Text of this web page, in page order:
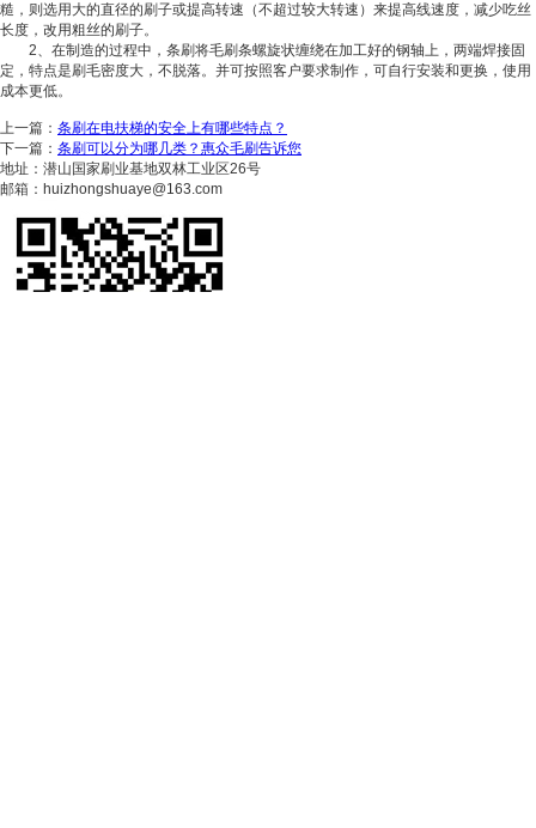
糙，则选用大的直径的刷子或提高转速（不超过较大转速）来提高线速度，减少吃丝
长度，改用粗丝的刷子。
2、在制造的过程中，条刷将毛刷条螺旋状缠绕在加工好的钢轴上，两端焊接固
定，特点是刷毛密度大，不脱落。并可按照客户要求制作，可自行安装和更换，使用
成本更低。
上一篇： 条刷在电扶梯的安全上有哪些特点？
下一篇： 条刷可以分为哪几类？惠众毛刷告诉您
地址：潜山国家刷业基地双林工业区26号
邮箱：huizhongshuaye@163.com